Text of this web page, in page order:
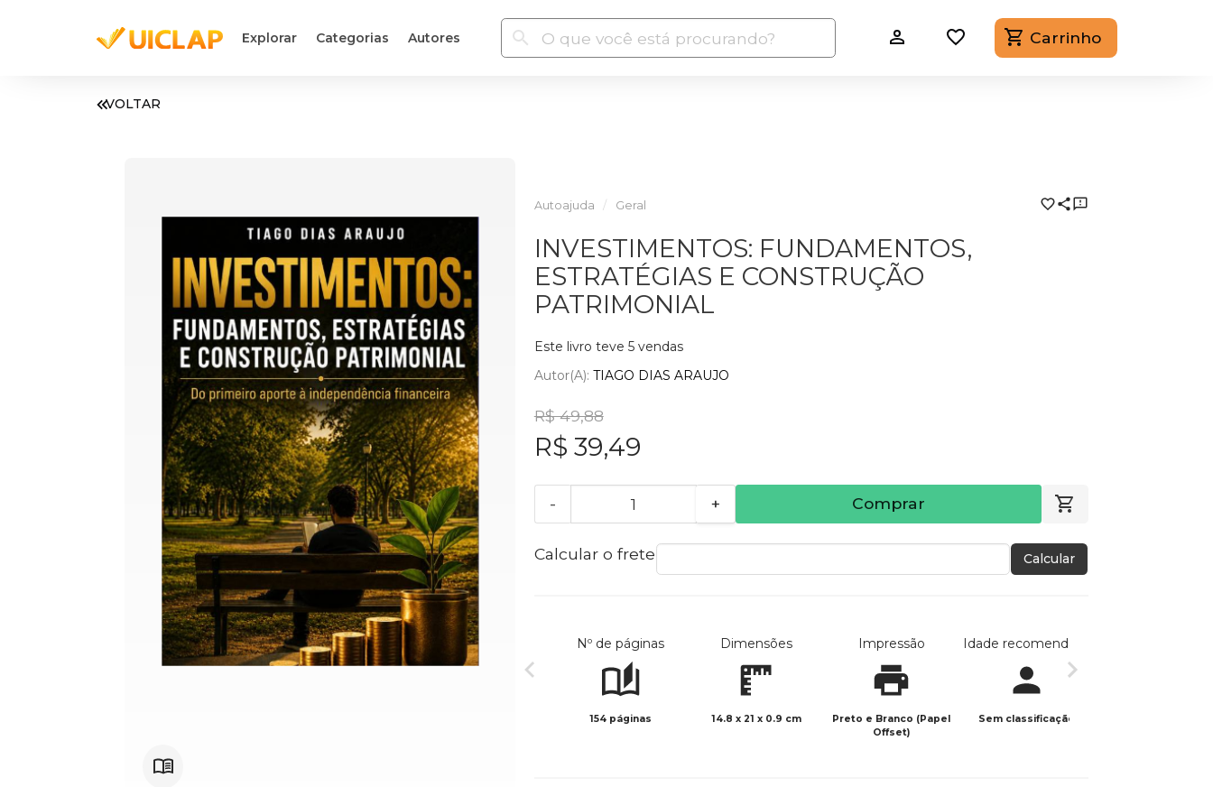
Explorar Categorias Autores Carrinho
VOLTAR
Autoajuda Geral
INVESTIMENTOS: FUNDAMENTOS,
ESTRATÉGIAS E CONSTRUÇÃO
PATRIMONIAL
Este livro teve 5 vendas
Autor(a): TIAGO DIAS ARAUJO
R$ 49,88
R$ 39,49
- + Comprar
Calcular o frete Calcular
Nº de páginas
154 páginas
Dimensões
14.8 x 21 x 0.9 cm
Impressão
Preto e Branco (Papel
Offset)
Idade recomendada
Sem classificação